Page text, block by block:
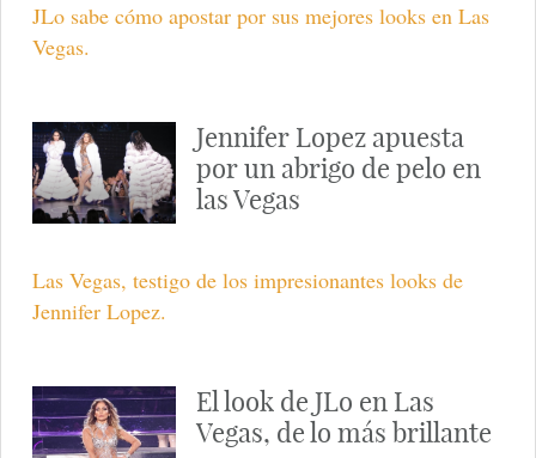
JLo sabe cómo apostar por sus mejores looks en Las
Vegas.
Jennifer Lopez apuesta
por un abrigo de pelo en
las Vegas
Las Vegas, testigo de los impresionantes looks de
Jennifer Lopez.
El look de JLo en Las
Vegas, de lo más brillante